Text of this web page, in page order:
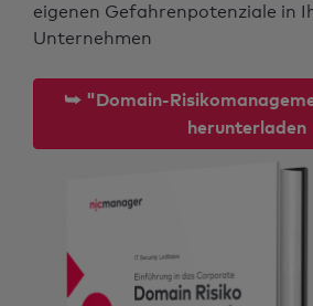
eigenen Gefahrenpotenziale in
Unternehmen
⮩ "Domain-
herunterladen